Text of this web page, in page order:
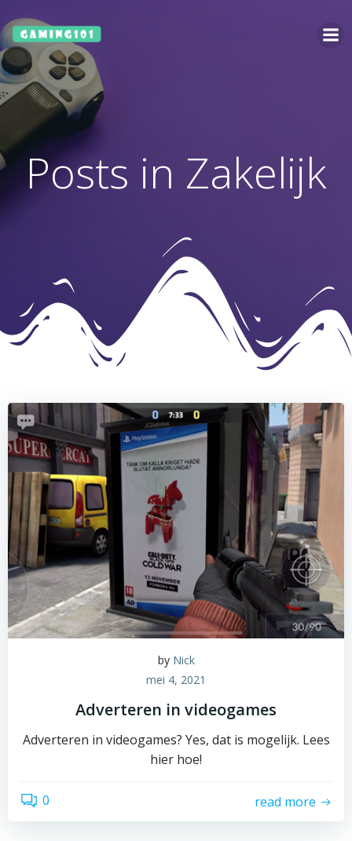
Posts in Zakelijk
by Nick
mei 4, 2021
Adverteren in videogames
Adverteren in videogames? Yes, dat is mogelijk. Lees
hier hoe!
0 read more